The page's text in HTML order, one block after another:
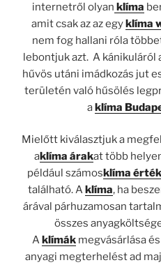
internetről olyan klíma
amit csak az az egyklíma
nem fog hallani róla
lebontjuk azt. A kánikuláról
hűvös utáni imádkozás jut
területén való hűsölés
aklíma
Mielőtt kiválasztjuk a
aklíma árakat több
például számos klíma
található. A klíma, ha
árával párhuzamosan
összes
A klímák megvásárlása
anyagi megterhelést ad